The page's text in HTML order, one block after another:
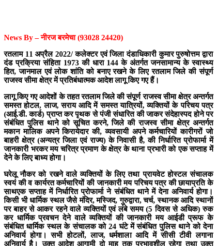
News By – नीरज बरमेचा (93028 24420)
रतलाम 11 अप्रैल 2022/ कलेक्टर एवं जिला दंडाधिकारी कुमार पुरुषोत्तम द्वारा
दंड प्रक्रिया संहिता 1973 की धारा 144 के अंतर्गत जनसामान्य के स्वास्थ्य
हित, जानमाल एवं लोक शांति को बनाए रखने के लिए रतलाम जिले की संपूर्ण
राजस्व सीमा क्षेत्र में प्रतिबंधात्मक आदेश लागू किए गए हैं।
लागू किए गए आदेशों के तहत रतलाम जिले की संपूर्ण राजस्व सीमा क्षेत्र अन्तर्गत
समस्त होटल, लाज, सराय आदि में समस्त यात्रियों, व्यक्तियों के परिचय पत्र
(आई.डी. कार्ड) प्राप्त कर पृथक से पंजी संधारित की जाकर संदेहास्पद होने पर
संबंधित पुलिस थाने को सूचित करने, जिले की राजस्व सीमा क्षेत्र अन्तर्गत
मकान मालिक अपने किरायेदार की, व्यवसायी अपने कर्मचारियों कारीगरों जो
बाहरी क्षेत्र (अन्यत्र जिला एवं राज्य) के निवासी है, की निर्धारित प्रोफार्मा में
जानकारी भरकर मय चरित्र प्रमाण के क्षेत्र के थाना प्रभारी को एक सप्ताह में
देने के लिए बाध्य होगा।
घरेलू नौकर को रखने वाले व्यक्तियों के लिए तथा प्रायवेट होस्टल संचालक
स्वयं की व कार्यरत कर्मचारियों की जानकारी मय परिचय पत्र की छायाप्रति के
साथएक सप्ताह में निर्धारित प्रोफार्मा ने संबंधित थाने में देना अनिवार्य होगा।
किसी भी धार्मिक स्थल जैसे मंदिर, मस्जिद, गुरुद्वारा, चर्च, स्थानक आदि स्थानों
पर बाहर से आकर रहने वाले व्यक्तियों एवं लंबे समय (5 दिवस से अधिक) रुक
कर धार्मिक प्रवचन देने वाले व्यक्तियों की जानकारी मय आईडी प्रूफ के
संबंधित धार्मिक स्थल के संचालक को 24 घंटे में संबंधित पुलिस थाने को देना
अनिवार्य होगा। सभी होटलों, लाज, धर्मशाला आदि में सीसी टीवी लगाना
अनिवार्य है। उक्त आदेश आगामी दो माह तक प्रभावशील रहेगा तथा उक्त